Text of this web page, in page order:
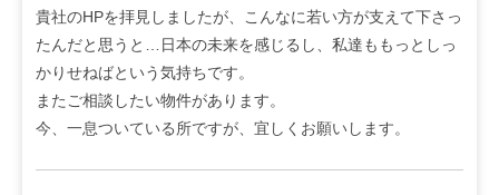
貴社のHPを拝見しましたが、こんなに若い方が支えて下さっ
たんだと思うと…日本の未来を感じるし、私達ももっとしっ
かりせねばという気持ちです。
またご相談したい物件があります。
今、一息ついている所ですが、宜しくお願いします。